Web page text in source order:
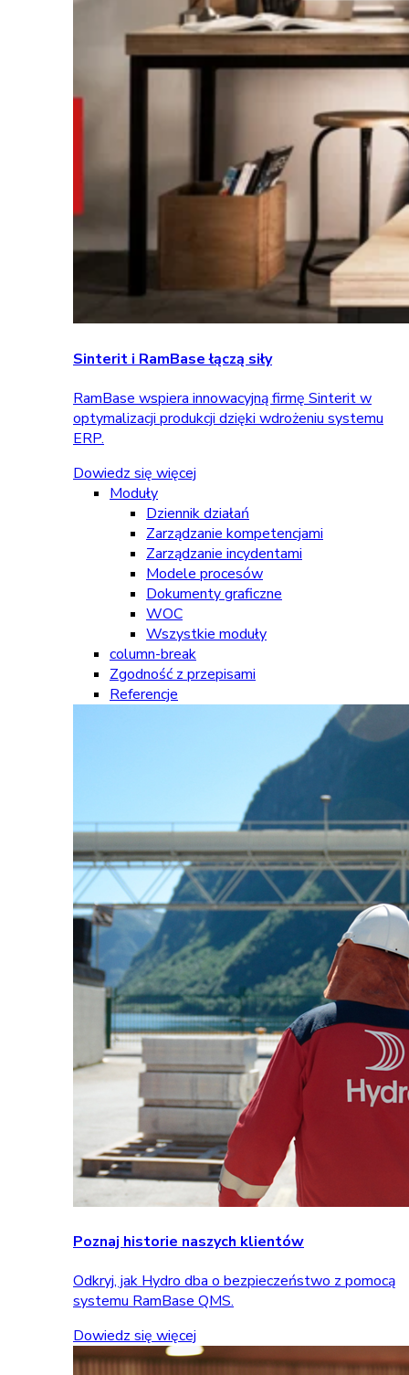
Sinterit i RamBase łączą siły
RamBase wspiera innowacyjną firmę Sinterit w
optymalizacji produkcji dzięki wdrożeniu systemu
ERP.
Dowiedz się więcej
Moduły
Dziennik działań
Zarządzanie kompetencjami
Zarządzanie incydentami
Modele procesów
Dokumenty graficzne
WOC
Wszystkie moduły
column-break
Zgodność z przepisami
Referencje
Poznaj historie naszych klientów
Odkryj, jak Hydro dba o bezpieczeństwo z pomocą
systemu RamBase QMS.
Dowiedz się więcej